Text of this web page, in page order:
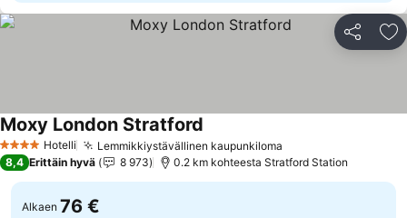
Jaa
4 Tähtiluokitus
Hotelli Lemmikkiystävällinen kaupunkiloma
Moxy London Stratford
8,4 Erittäin hyvä 8 973 0.2 km kohteesta Stratford Station
Alkaen 76 €